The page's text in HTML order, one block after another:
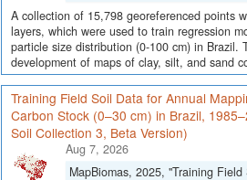
A collection of 15,798 georeferenced points
layers, which were used to train regression
particle size distribution (0-100 cm) in Brazil.
development of maps of clay, silt, and sand
Training Field Soil Data for Annual
Carbon Stock (0–30 cm) in Brazil,
Soil Collection 3, Beta Version)
Aug 7, 2026
MapBiomas, 2025, "Training